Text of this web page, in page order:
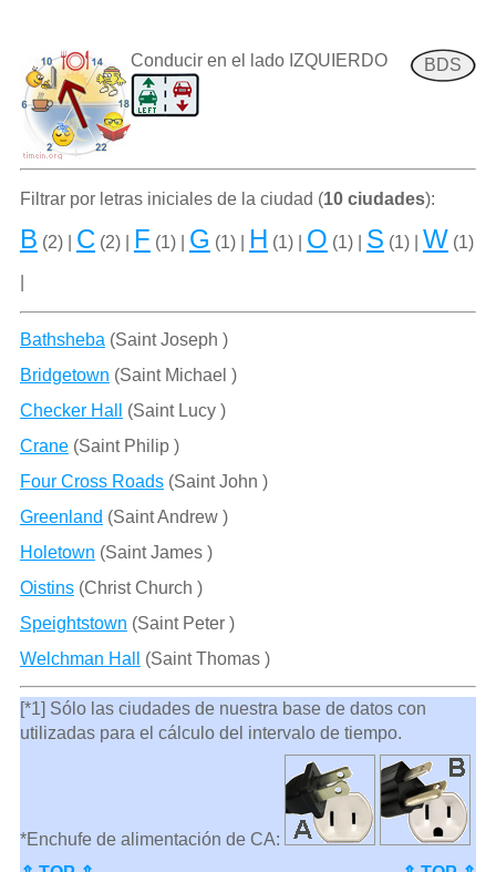
BDS
Conducir en el lado IZQUIERDO
Filtrar por letras iniciales de la ciudad (10 ciudades):
B (2) | C (2) | F (1) | G (1) | H (1) | O (1) | S (1) | W (1)
Bathsheba (Saint Joseph )
Bridgetown (Saint Michael )
Checker Hall
(Saint Lucy )
Crane(Saint Philip )
Four Cross Roads(Saint John )
Greenland (Saint Andrew )
Holetown (Saint James )
Oistins(Christ Church )
Speightstown (Saint Peter )
Welchman Hall
(Saint Thomas )
[*1] Sólo las ciudades de nuestra base de datos con
utilizadas para el cálculo del intervalo de tiempo.
*Enchufe de alimentación de CA: